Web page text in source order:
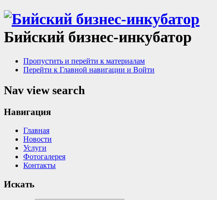
Бийский бизнес-инкубатор
Пропустить и перейти к материалам
Перейти к Главной навигации и Войти
Nav view search
Навигация
Главная
Новости
Услуги
Фотогалерея
Контакты
Искать